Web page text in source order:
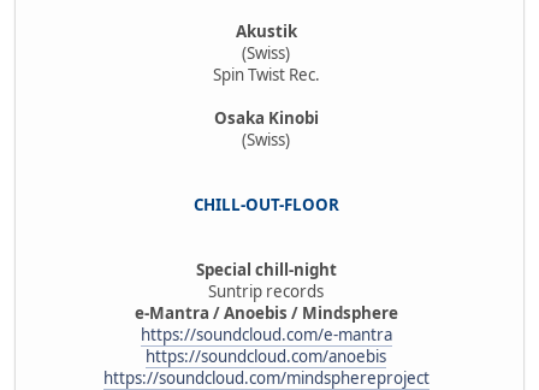
Akustik
(Swiss)
Spin Twist Rec.
Osaka Kinobi
(Swiss)
CHILL-OUT-FLOOR
Special chill-night
Suntrip records
e-Mantra / Anoebis / Mindsphere
https://soundcloud.com/e-mantra
https://soundcloud.com/anoebis
https://soundcloud.com/mindsphereproject